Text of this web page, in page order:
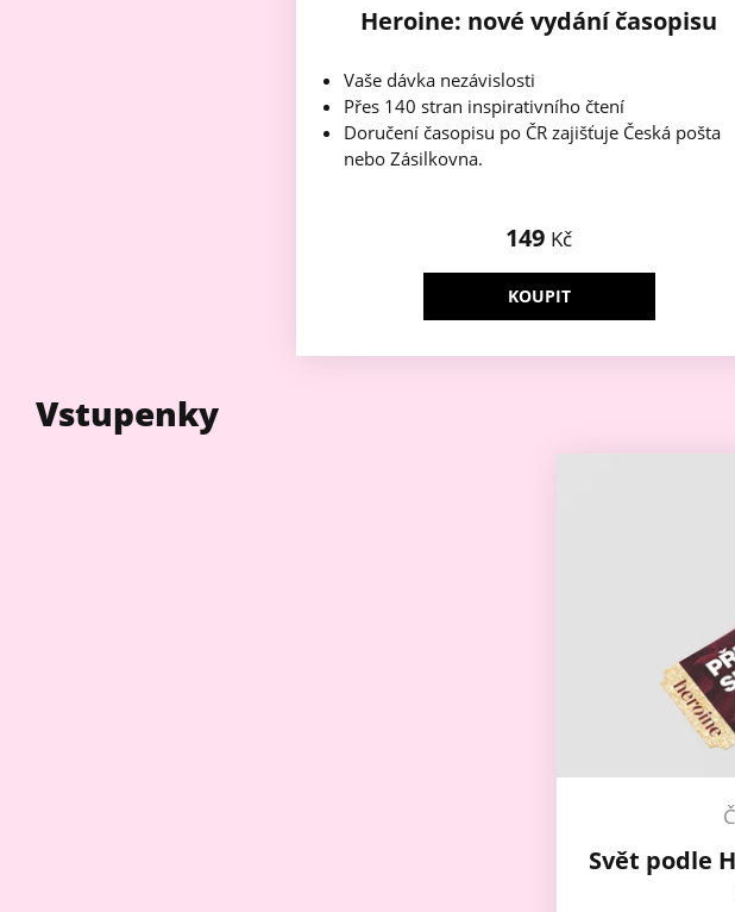
Heroine: nové vydání časopisu
Vaše dávka nezávislosti
Přes 140 stran inspirativního čtení
Doručení časopisu po ČR zajišťuje Česká pošta
nebo Zásilkovna.
149 Kč
KOUPIT
Vstupenky
Svět podle